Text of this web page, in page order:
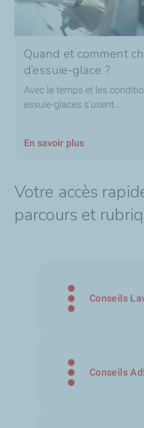
Quand et comment
d’essuie-glace ?
Avec le temps et les
essuie-glaces s’usent...
En savoir plus
Votre accès
parcours et
Conseils
Conseils